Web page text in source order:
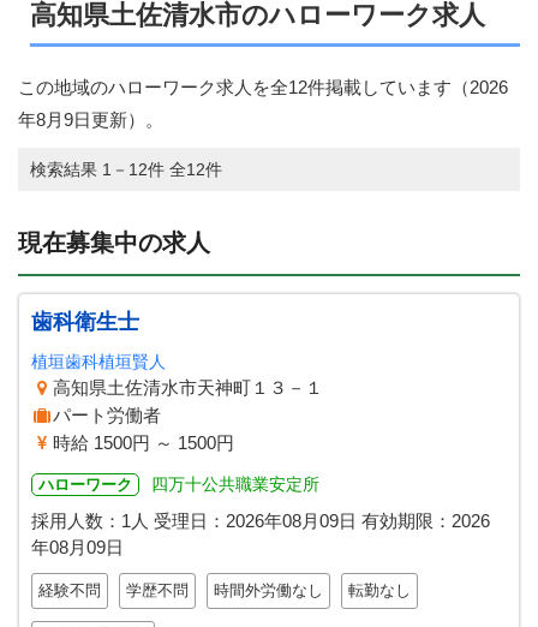
高知県土佐清水市のハローワーク求人
この地域のハローワーク求人を全12件掲載しています（2026
年8月9日更新）。
検索結果 1－12件 全12件
現在募集中の求人
歯科衛生士
植垣歯科植垣賢人
高知県土佐清水市天神町１３－１
パート労働者
時給 1500円 ～ 1500円
ハローワーク 四万十公共職業安定所
採用人数：1人 受理日： 2026年08月09日 有効期限： 2026
年08月09日
経験不問 学歴不問 時間外労働なし 転勤なし